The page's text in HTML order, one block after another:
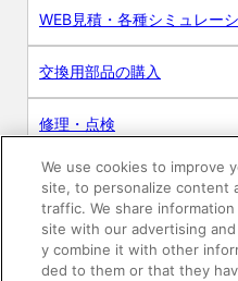
WEB見積・各種シミュレー
交換用部品の購入
修理・点検
お問い合わせ
ログイン
建築・設計関係者様向けサ
We use cookies to improve
site, to personalize content
traffic. We share
site with our advertising
y combine it with other
ded to them or that they